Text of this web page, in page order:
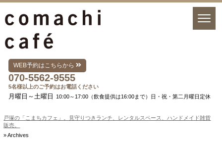
WEB予約はこちらから
070-5562-9555
5名様以上のご予約はお電話ください
月曜日～土曜日 10:00～17:00（飲食提供は16:00まで）日・祝・第二月曜日定休
戸塚の「こまちカフェ」。見守りつきランチ、レンタルスペース、ハンドメイド雑貨
販売。
» Archives